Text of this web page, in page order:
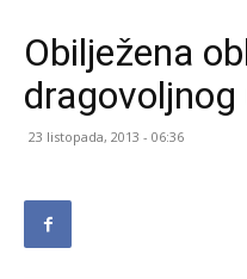
Obilježena
23 listopada, 2013 - 06:36